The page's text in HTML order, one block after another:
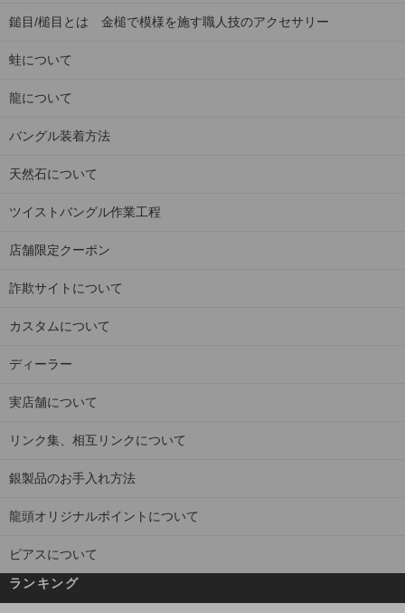
鎚目/槌目とは 金槌で模様を施す職人技のアクセサリー
蛙について
龍について
バングル装着方法
天然石について
ツイストバングル作業工程
店舗限定クーポン
詐欺サイトについて
カスタムについて
ディーラー
実店舗について
リンク集、相互リンクについて
銀製品のお手入れ方法
龍頭オリジナルポイントについて
ピアスについて
ランキング